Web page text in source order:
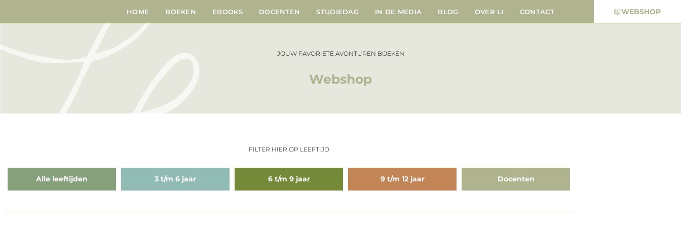
HOME BOEKEN EBOOKS DOCENTEN STUDIEDAG IN DE MEDIA BLOG OVER LI CONTACT WEBSHOP
JOUW FAVORIETE AVONTUREN BOEKEN
Webshop
FILTER HIER OP LEEFTIJD
Alle leeftijden 3 t/m 6 jaar 6 t/m 9 jaar 9 t/m 12 jaar Docenten